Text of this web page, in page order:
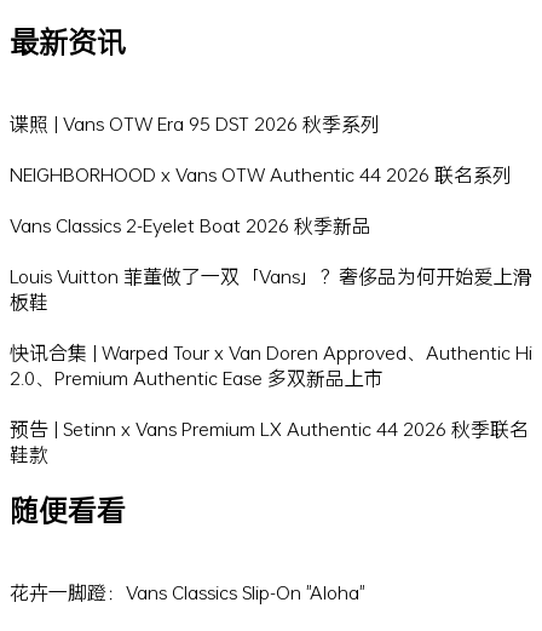
最新资讯
谍照 | Vans OTW Era 95 DST 2026 秋季系列
NEIGHBORHOOD x Vans OTW Authentic 44 2026 联名系列
Vans Classics 2-Eyelet Boat 2026 秋季新品
Louis Vuitton 菲董做了一双「Vans」？奢侈品为何开始爱上滑
板鞋
快讯合集 | Warped Tour x Van Doren Approved、Authentic Hi
2.0、Premium Authentic Ease 多双新品上市
预告 | Setinn x Vans Premium LX Authentic 44 2026 秋季联名
鞋款
随便看看
花卉一脚蹬：Vans Classics Slip-On "Aloha"